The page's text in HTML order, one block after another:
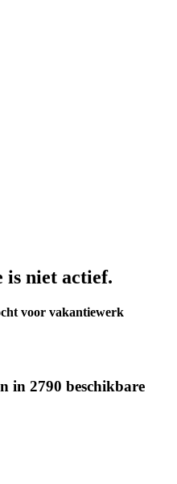
is niet actief.
voor vakantiewerk
in 2790 beschikbare